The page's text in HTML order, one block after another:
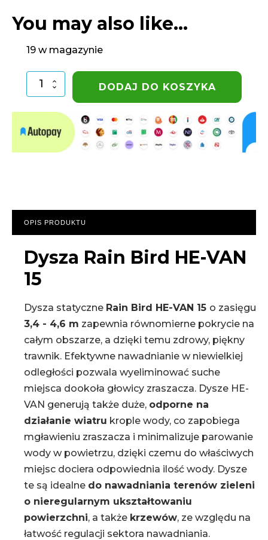
You may also like…
19 w magazynie
ilość
Dysza
RainBird
VAN
DODAJ DO KOSZYKA
OPIS PRODUKTU
Dysza Rain Bird HE-VAN
15
Dysza statyczne Rain Bird HE-VAN 15 o zasięgu
3,4 - 4,6 m zapewnia równomierne pokrycie na
całym obszarze, a dzięki temu zdrowy, piękny
trawnik. Efektywne nawadnianie w niewielkiej
odległości pozwala wyeliminować suche
miejsca dookoła głowicy zraszacza. Dysze HE-
VAN generują także duże, odporne na
działanie wiatru krople wody, co zapobiega
mgławieniu zraszacza i minimalizuje parowanie
wody w powietrzu, dzięki czemu do właściwych
miejsc dociera odpowiednia ilość wody. Dysze
te są idealne do nawadniania terenów zieleni
o nieregularnym ukształtowaniu
powierzchni, a także krzewów, ze względu na
łatwość regulacji sektora nawadniania.